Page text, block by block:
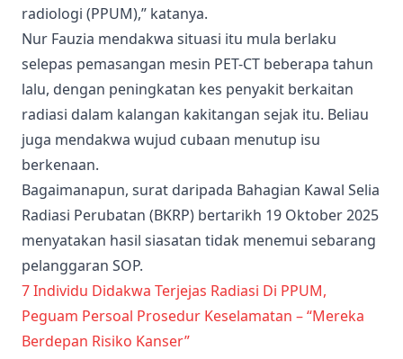
radiologi (PPUM),” katanya.
Nur Fauzia mendakwa situasi itu mula berlaku
selepas pemasangan mesin PET-CT beberapa tahun
lalu, dengan peningkatan kes penyakit berkaitan
radiasi dalam kalangan kakitangan sejak itu. Beliau
juga mendakwa wujud cubaan menutup isu
berkenaan.
Bagaimanapun, surat daripada Bahagian Kawal Selia
Radiasi Perubatan (BKRP) bertarikh 19 Oktober 2025
menyatakan hasil siasatan tidak menemui sebarang
pelanggaran SOP.
7 Individu Didakwa Terjejas Radiasi Di PPUM,
Peguam Persoal Prosedur Keselamatan – “Mereka
Berdepan Risiko Kanser”